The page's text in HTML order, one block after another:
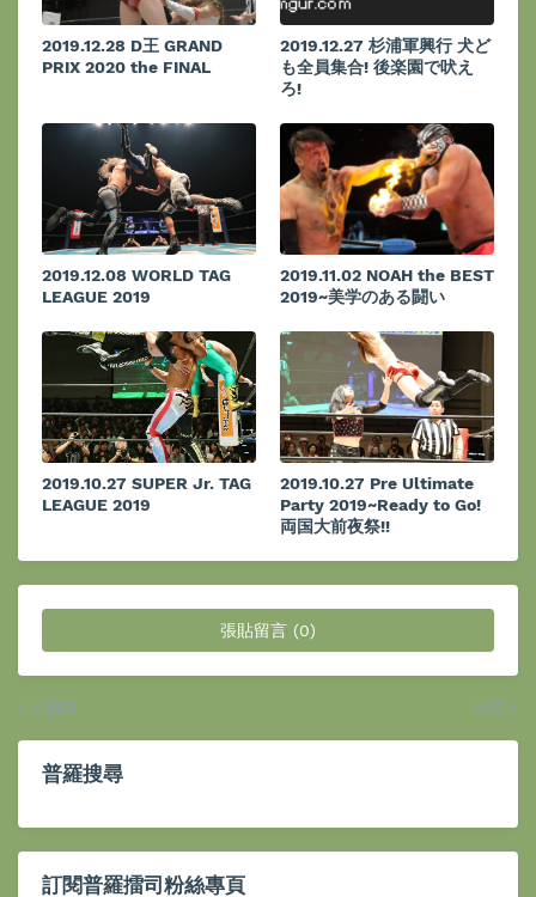
2019.12.28 D王 GRAND
PRIX 2020 the FINAL
2019.12.27 杉浦軍興行 犬ど
も全員集合! 後楽園で吠え
ろ!
2019.12.08 WORLD TAG
LEAGUE 2019
2019.11.02 NOAH the BEST
2019~美学のある闘い
2019.10.27 SUPER Jr. TAG
LEAGUE 2019
2019.10.27 Pre Ultimate
Party 2019~Ready to Go!
両国大前夜祭!!
張貼留言 (0)
較新的 較舊
普羅搜尋
訂閱普羅擂司粉絲專頁